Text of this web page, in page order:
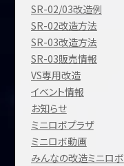
SR-02/03改造例
SR-02改造方法
SR-03改造方法
SR-03販売情報
VS専用改造
イベント情報
お知らせ
ミニロボプラザ
ミニロボ動画
みんなの改造ミニロボ